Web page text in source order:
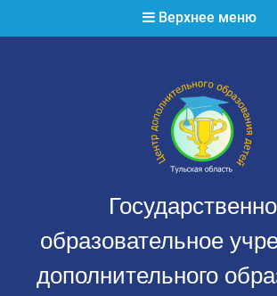
Верхнее меню
образовательное
дополнительного